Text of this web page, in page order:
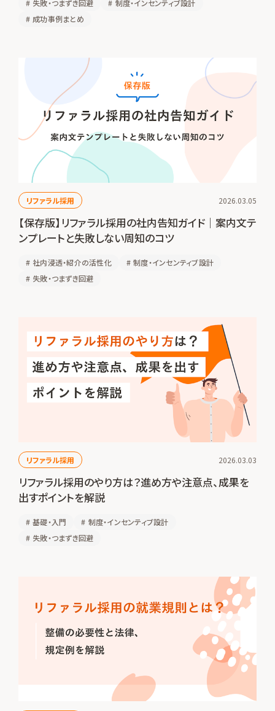
# 失敗・つまずき回避 # 制度・インセンティブ設計
# 成功事例まとめ
リファラル採用 2026.03.05
【保存版】リファラル採用の社内告知ガイド｜案内文テ
ンプレートと失敗しない周知のコツ
# 社内浸透・紹介の活性化 # 制度・インセンティブ設計
# 失敗・つまずき回避
リファラル採用 2026.03.03
リファラル採用のやり方は？進め方や注意点、成果を
出すポイントを解説
# 基礎・入門 # 制度・インセンティブ設計
# 失敗・つまずき回避